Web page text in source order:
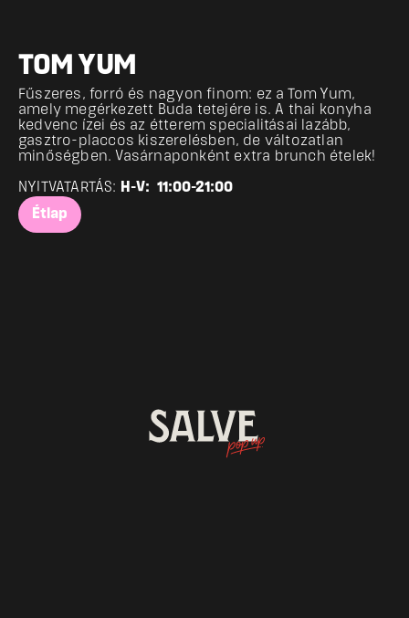
TOM YUM
Fűszeres, forró és nagyon finom: ez a Tom Yum,
amely megérkezett Buda tetejére is. A thai konyha
kedvenc ízei és az étterem specialitásai lazább,
gasztro-placcos kiszerelésben, de változatlan
minőségben. Vasárnaponként extra brunch ételek!
NYITVATARTÁS: H-V:  11:00-21:00
Étlap